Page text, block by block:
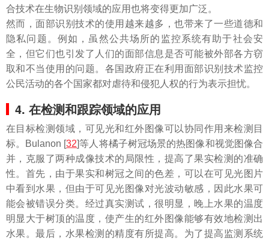
合技术在生物识别领域的应用也将变得更加广泛。
然而，面部识别技术的使用越来越多，也带来了一些道德和
隐私问题。例如，虽然公共场所的监控系统有助于社会安
全，但它们也引发了人们的面部信息是否可能被外部各方窃
取和不当使用的问题。各国政府正在利用面部识别技术监控
公民活动的各个国家都对虐待和侵犯人权的行为表示担忧。
4. 在检测和跟踪领域的应用
在目标检测领域，可见光和红外图像可以协同作用来检测目
标。Bulanon [32]等人将橘子树冠场景的热图像和视觉图像合
并，克服了两种成像技术的局限性，提高了果实检测的准确
性。首先，由于果实和树冠之间的色差，可以在可见光图片
中看到水果，但由于可见光图像对光波动敏感，因此水果可
能会被错误分类。经过真实测试，很明显，晚上水果的温度
明显大于树顶的温度，使产生的红外图像能够有效地检测出
水果。最后，水果检测的精度有所提高。为了提高监测系统